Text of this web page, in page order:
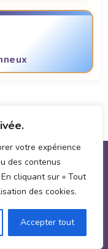
votre expérience
des contenus
cliquant sur « Tout
des cookies.
Accepter tout